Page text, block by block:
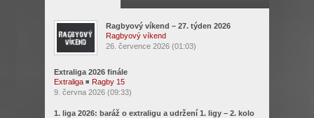
Ragbyový víkend – 27. týden 2026
Ragbyový víkend
26. července 2026 (01:03)
Extraliga 2026 finále
Extraliga ◾ Ragby 15
9. června 2026 (09:33)
1. liga 2026: baráž o extraligu a udržení 1. ligy – 2. kolo